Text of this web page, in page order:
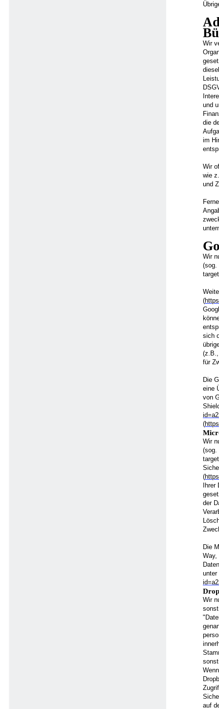
Wir
und
die
im
Wir
wie
und
Wir
(sog.
(
sich
für
Die
eine
von
(
Wir
(sog.
(
der
Die
Way,
unter
Wir
auf